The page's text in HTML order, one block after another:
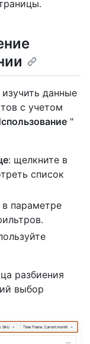
данные
с учетом
"
: щелкните в
список
параметре
разбиения
выбор